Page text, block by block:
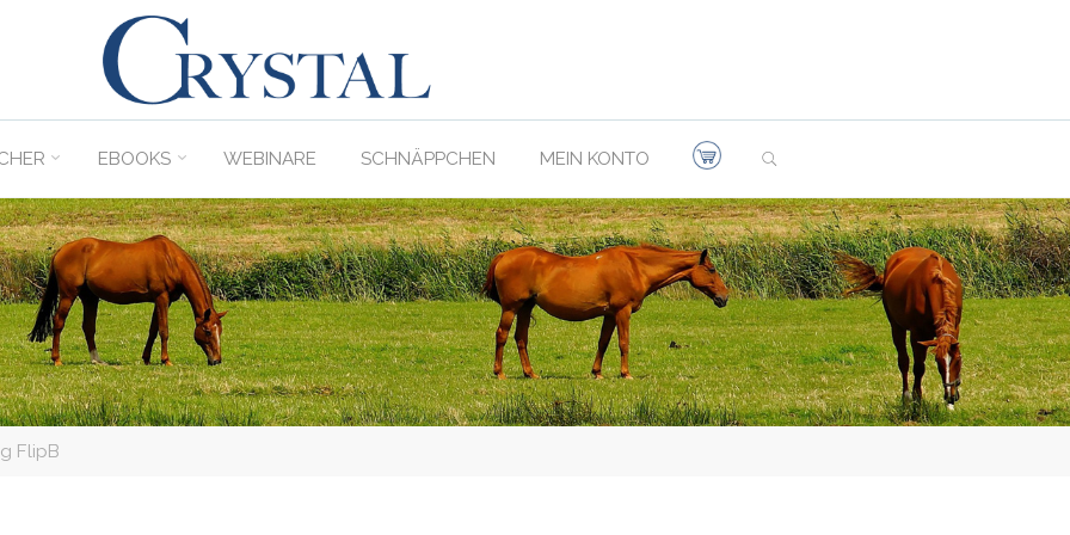
Crystal
Verlag
DER
ONLINE-
SHOP
FÜR
PFERDEFREUNDE
EBOOKS WEBINARE SCHNÄPPCHEN MEIN KONTO
FlipB